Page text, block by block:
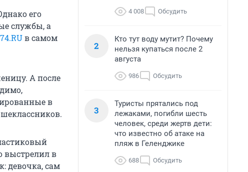
его
службы, а
74.RUв самом
А после
в
выстрелил в
девочка, сам
4 008 Обсудить
2
Кто тут воду мутит? Почему
нельзя купаться после 2
августа
986 Обсудить
3
Туристы прятались под
лежаками, погибли шесть
человек, среди жертв дети:
что известно об атаке на
пляж в Геленджике
688 Обсудить